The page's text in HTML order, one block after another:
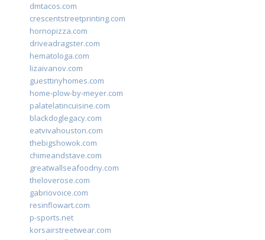
dmtacos.com
crescentstreetprinting.com
hornopizza.com
driveadragster.com
hematologa.com
lizaivanov.com
guesttinyhomes.com
home-plow-by-meyer.com
palatelatincuisine.com
blackdoglegacy.com
eatvivahouston.com
thebigshowok.com
chimeandstave.com
greatwallseafoodny.com
theloverose.com
gabriovoice.com
resinflowart.com
p-sports.net
korsairstreetwear.com